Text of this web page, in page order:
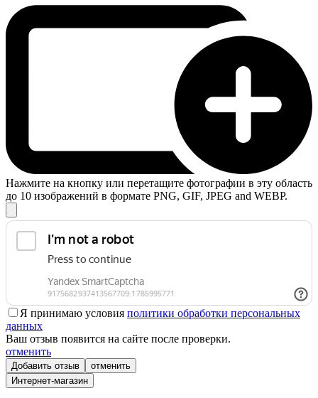
Нажмите на кнопку или перетащите фотографии в эту область
до 10 изображений в формате PNG, GIF, JPEG and WEBP.
Я принимаю условия политики обработки персональных
данных
Ваш отзыв появится на сайте после проверки.
отменить
отменить
Интернет-магазин